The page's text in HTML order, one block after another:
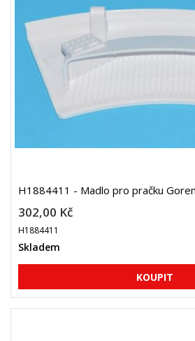
H1884411 - Madlo pro pračku
302,00 Kč
H1884411
Skladem